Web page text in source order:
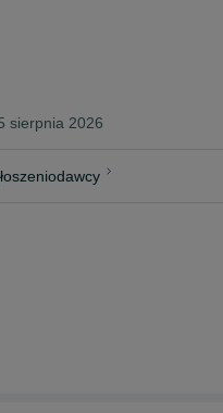
sierpnia 2026